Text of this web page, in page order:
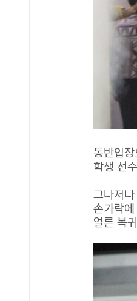
동반입
학생 선
그나저
손가락
얼른 복